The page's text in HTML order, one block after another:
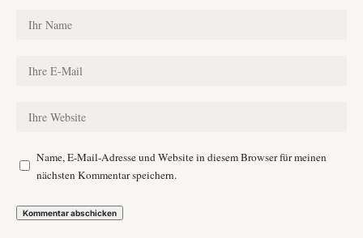
Name, E-Mail-Adresse und Website in diesem Browser für meinen
nächsten Kommentar speichern.